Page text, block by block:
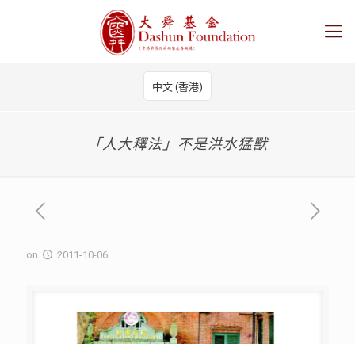
中文 (香港)
「人大釋法」不是洪水猛獸
on 2011-10-06